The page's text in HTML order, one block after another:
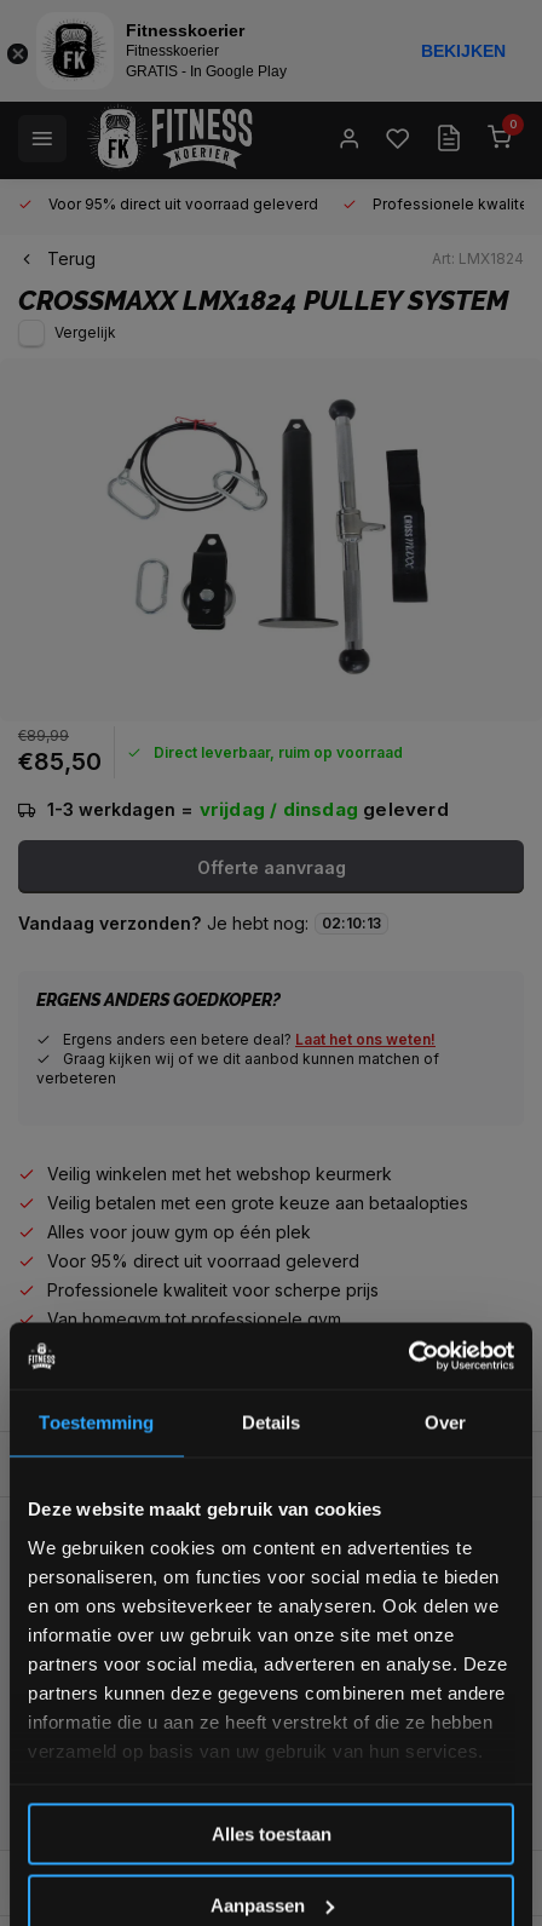
Toestemming Details Over
Deze website maakt gebruik van cookies
We gebruiken cookies om content en advertenties te
personaliseren, om functies voor social media te bieden
en om ons websiteverkeer te analyseren. Ook delen we
informatie over uw gebruik van onze site met onze
partners voor social media, adverteren en analyse. Deze
partners kunnen deze gegevens combineren met andere
informatie die u aan ze heeft verstrekt of die ze hebben
verzameld op basis van uw gebruik van hun services.
Alles toestaan
Aanpassen
0
Voor 95% direct uit voorraad geleverd Professionele kwaliteit
Terug Art: LMX1824
CROSSMAXXLMX1824 PULLEY SYSTEM
Vergelijk
€89,99
€85,50 Direct leverbaar, ruim op voorraad
1-3 werkdagen = vrijdag / dinsdag geleverd
Offerte aanvraag
Vandaag verzonden? Je hebt nog: 02:10:12
ERGENS ANDERS GOEDKOPER?
Ergens anders een betere deal? Laat het ons weten!
Graag kijken wij of we dit aanbod kunnen matchen of
verbeteren
Veilig winkelen met het webshop keurmerk
Veilig betalen met een grote keuze aan betaalopties
Alles voor jouw gym op één plek
Voor 95% direct uit voorraad geleverd
Professionele kwaliteit voor scherpe prijs
Van homegym tot professionele gym
Persoonlijk en deskundig advies op maat
Complete gym inrichting mogelijk
BESCHRIJVING
KUNNEN WE HELPEN?
+31 (0)24 645 1309
REVIEWS 0/10
Bam! 5% korting op je volgende
Schrijf je in voor onze nieuwsbrief om op de hoogte te
blijven over onze nieuwe producten, deals en meer
interessante info. Ontvang 5% korting op je eerstvolgende
aankoop! 😀
Inschrijven
*Verzendkosten vallen buiten de korting
Fitnesskoerier
Fitnesskoerier
GRATIS - In Google Play
BEKIJKEN